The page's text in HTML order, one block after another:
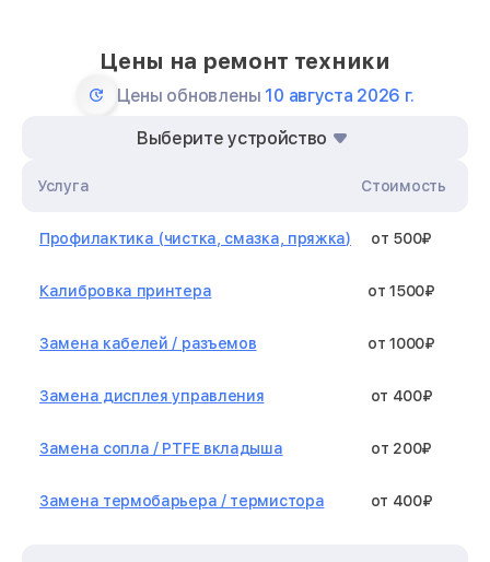
Цены на ремонт техники
Цены обновлены 10 августа 2026 г.
Выберите устройство
Услуга Стоимость
Профилактика (чистка, смазка, пряжка) от 500₽
Калибровка принтера от 1500₽
Замена кабелей / разъемов от 1000₽
Замена дисплея управления от 400₽
Замена сопла / PTFE вкладыша от 200₽
Замена термобарьера / термистора от 400₽